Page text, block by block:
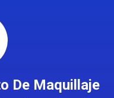
De Maquillaje